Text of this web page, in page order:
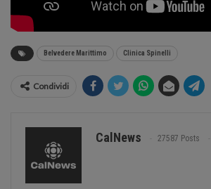
Belvedere Marittimo Clinica Spinelli
Condividi
CalNews 27587 Posts